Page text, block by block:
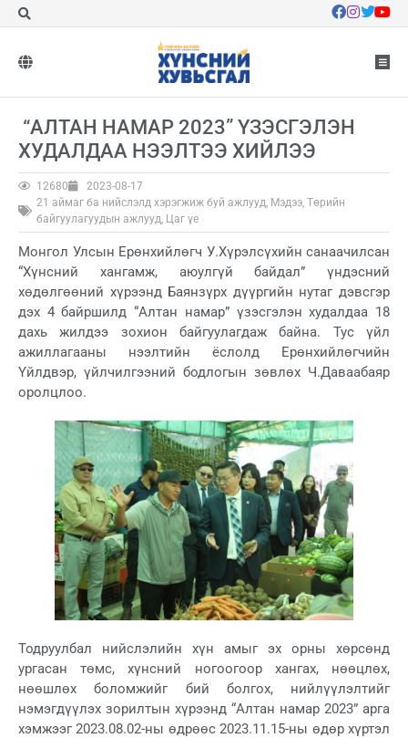
“АЛТАН НАМАР 2023” ҮЗЭСГЭЛЭН
ХУДАЛДАА НЭЭЛТЭЭ ХИЙЛЭЭ
12680
2023-08-17
21 аймаг ба нийслэлд хэрэгжиж буй ажлууд, Мэдээ, Төрийн
байгуулагуудын ажлууд, Цаг үе
Монгол Улсын Ерөнхийлөгч У.Хүрэлсүхийн санаачилсан
“Хүнсний хангамж, аюулгүй байдал” үндэсний
хөдөлгөөний хүрээнд Баянзүрх дүүргийн нутаг дэвсгэр
дэх 4 байршилд “Алтан намар” үзэсгэлэн худалдаа 18
дахь жилдээ зохион байгуулагдаж байна. Тус үйл
ажиллагааны нээлтийн ёслолд Ерөнхийлөгчийн
Үйлдвэр, үйлчилгээний бодлогын зөвлөх Ч.Даваабаяр
оролцлоо.
Тодруулбал нийслэлийн хүн амыг эх орны хөрсөнд
ургасан төмс, хүнсний ногоогоор хангах, нөөцлөх,
нөөшлөх боломжийг бий болгох, нийлүүлэлтийг
нэмэгдүүлэх зорилтын хүрээнд “Алтан намар 2023” арга
хэмжээг 2023.08.02-ны өдрөөс 2023.11.15-ны өдөр хүртэл